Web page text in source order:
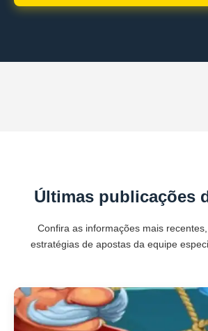
Últimas publicações
Confira as informações mais
estratégias de apostas da equipe